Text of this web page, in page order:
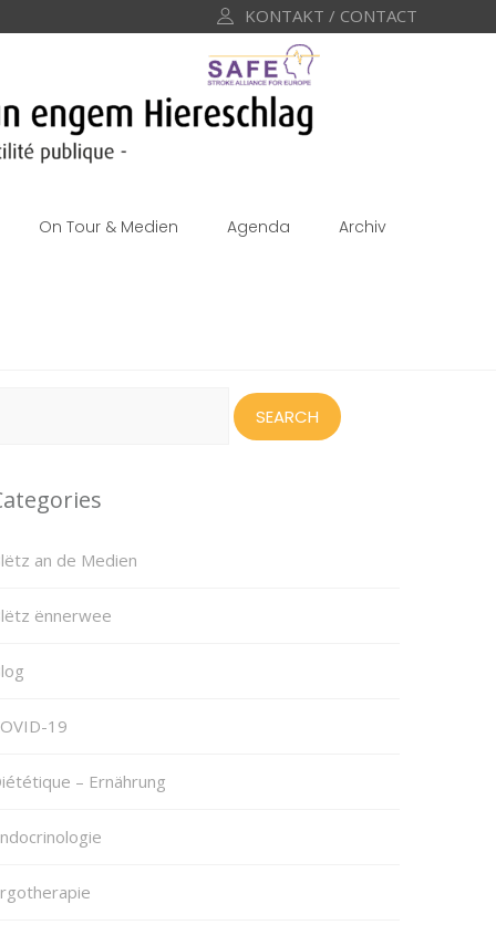
KONTAKT / CONTACT
On Tour & Medien Agenda Archiv
an de Medien
ënnerwee
19
– Ernährung